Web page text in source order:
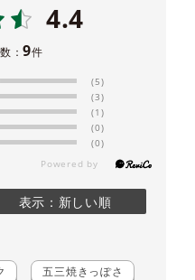
4.4
：9件
(5)
(3)
(1)
(0)
(0)
表示：新しい順
五三焼きっぽさ